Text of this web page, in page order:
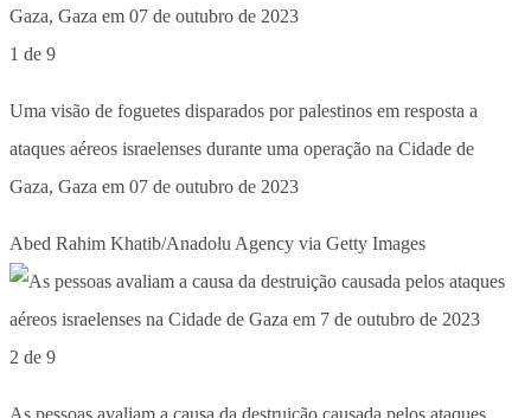
1 de 9
Uma visão de foguetes disparados por palestinos em resposta a
ataques aéreos israelenses durante uma operação na Cidade de
Gaza, Gaza em 07 de outubro de 2023
Abed Rahim Khatib/Anadolu Agency via Getty Images
2 de 9
As pessoas avaliam a causa da destruição causada pelos ataques